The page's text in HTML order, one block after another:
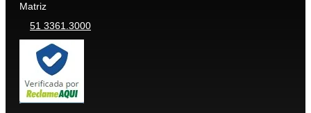
Matriz
51 3361.3000